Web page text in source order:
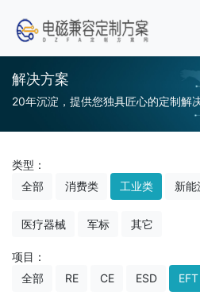
解决方案
20年沉淀，提供您独具匠心的定制解
类型：
全部
消费类 工业类 新能
医疗器械 军标 其它
项目：
全部
RE CE ESD EFT